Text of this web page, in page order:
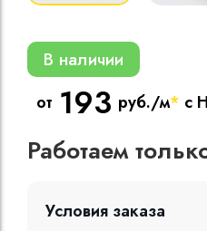
В наличии
от 193 руб./м* с
Работаем
Условия заказа